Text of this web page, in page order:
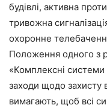
будівлі, активна
тривожна
охоронне
Положення одного з
«Комплексні системи
заходи щодо захисту
вимагають, щоб всі